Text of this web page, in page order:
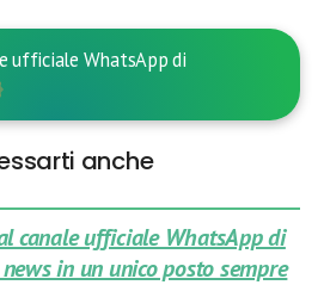
ufficiale WhatsApp di
anche
canale ufficiale WhatsApp di
in un unico posto sempre